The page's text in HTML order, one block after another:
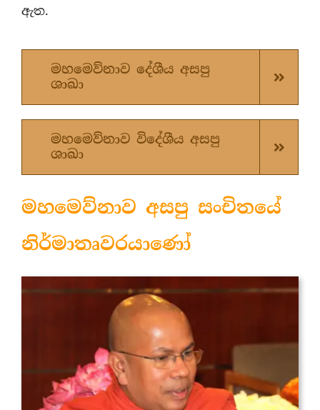
ඇත.
මහමෙව්නාව දේශීය අසපු
ශාඛා
මහමෙව්නාව විදේශීය අසපු
ශාඛා
මහමෙව්නාව අසපු සංචිතයේ
නිර්මාතෘවරයාණෝ